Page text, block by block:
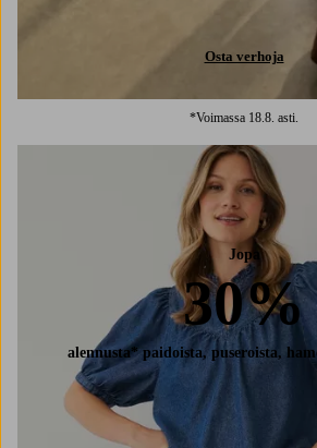
Osta verhoja
*Voimassa 18.8. asti.
Jopa
30%
alennusta* paidoista, puseroista,